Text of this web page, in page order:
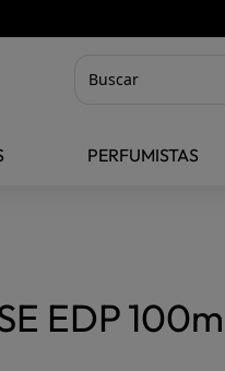
PERFUMISTAS
EDP